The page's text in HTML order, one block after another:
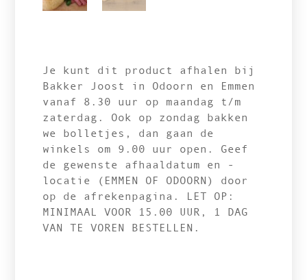
Je kunt dit product afhalen bij
Bakker Joost in Odoorn en Emmen
vanaf 8.30 uur op maandag t/m
zaterdag. Ook op zondag bakken
we bolletjes, dan gaan de
winkels om 9.00 uur open. Geef
de gewenste afhaaldatum en -
locatie (EMMEN OF ODOORN) door
op de afrekenpagina. LET OP:
MINIMAAL VOOR 15.00 UUR, 1 DAG
VAN TE VOREN BESTELLEN.